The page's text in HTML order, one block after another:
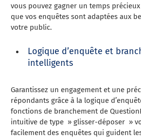
vous pouvez gagner un temps
que vos enquêtes sont adaptées aux
votre public.
Logique d’enquête et
intelligents
Garantissez un engagement et une
répondants grâce à la logique
fonctions de branchement de
intuitive de type » glisser-déposer »
facilement des enquêtes qui guident